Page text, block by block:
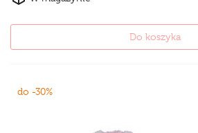
Do koszyka
do -30%